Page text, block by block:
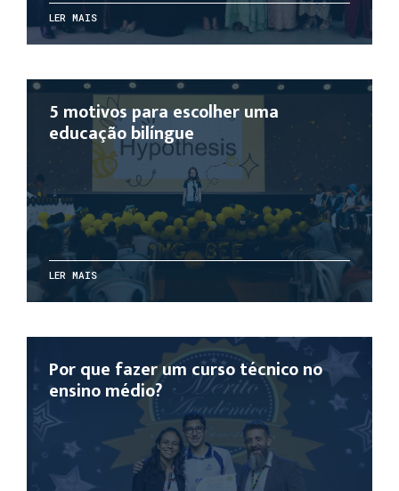
LER MAIS
5 motivos para escolher uma
educação bilíngue
LER MAIS
Por que fazer um curso técnico no
ensino médio?